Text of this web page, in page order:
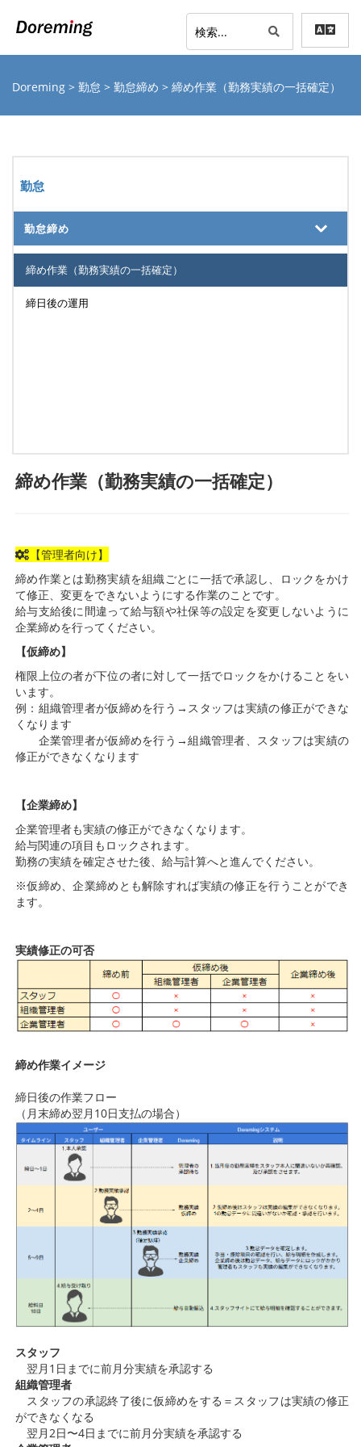
Doreming > 勤怠 > 勤怠締め > 締め作業（勤務実績の一括確定）
勤怠
勤怠締め
締め作業（勤務実績の一括確定）
締日後の運用
締め作業（勤務実績の一括確定）
【管理者向け】
締め作業とは勤務実績を組織ごとに一括で承認し、ロックをかけ
て修正、変更をできないようにする作業のことです。
給与支給後に間違って給与額や社保等の設定を変更しないように
企業締めを行ってください。
【仮締め】
権限上位の者が下位の者に対して一括でロックをかけることをい
います。
例：組織管理者が仮締めを行う→スタッフは実績の修正ができな
くなります
企業管理者が仮締めを行う→組織管理者、スタッフは実績の
修正ができなくなります
【企業締め】
企業管理者も実績の修正ができなくなります。
給与関連の項目もロックされます。
勤務の実績を確定させた後、給与計算へと進んでください。
※仮締め、企業締めとも解除すれば実績の修正を行うことができ
ます。
実績修正の可否
締め作業イメージ
締日後の作業フロー
（月末締め翌月10日支払の場合）
スタッフ
翌月1日までに前月分実績を承認する
組織管理者
スタッフの承認終了後に仮締めをする＝スタッフは実績の修正
ができなくなる
翌月2日〜4日までに前月分実績を承認する